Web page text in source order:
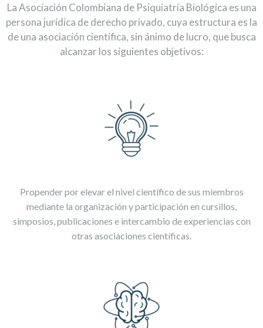
La Asociación Colombiana de Psiquiatría Biológica es una
persona jurídica de derecho privado, cuya estructura es la
de una asociación científica, sin ánimo de lucro, que busca
alcanzar los siguientes objetivos:
Propender por elevar el nivel científico de sus miembros
mediante la organización y participación en cursillos,
simposios, publicaciones e intercambio de experiencias con
otras asociaciones científicas.